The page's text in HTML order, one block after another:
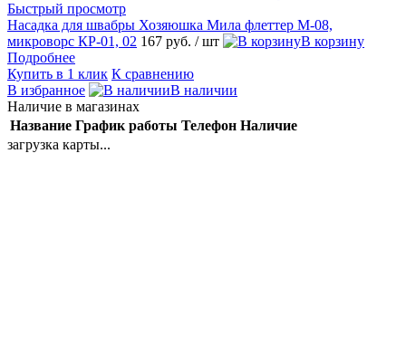
Быстрый просмотр
Насадка для швабры Хозяюшка Мила флеттер М-08,
микроворс КР-01, 02 167 руб. / шт
В корзину
Подробнее
Купить в 1 клик К сравнению
В избранное
В наличии
Наличие в магазинах
Название График работы Телефон Наличие
загрузка карты...